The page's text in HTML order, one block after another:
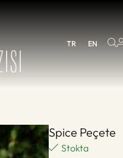
TR EN
Spice Peçete
Stokta